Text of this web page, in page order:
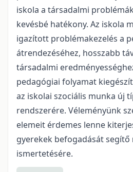
iskola a társadalmi
kevésbé hatékony. Az iskola
igazított problémakezelés a
átrendezéséhez, hosszabb
társadalmi
pedagógiai folyamat
az iskolai szociális munka új
rendszerére. Véleményünk
elemeit érdemes lenne
gyerekek befogadását segítő
ismertetésére.